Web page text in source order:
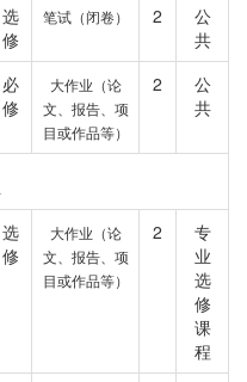
选
修
笔试（闭卷） 2
公
共
必
修
大作业（论
文、报告、项
目或作品等）
2
公
共
选
修
大作业（论
文、报告、项
目或作品等）
2
专
业
选
修
课
程